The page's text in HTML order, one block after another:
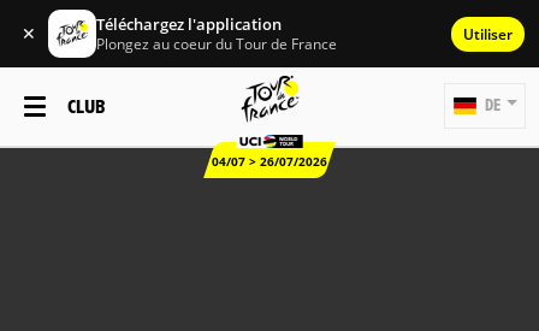
✕ Téléchargez l'application
Plongez au coeur du Tour de France Utiliser
CLUB
04/07 > 26/07/2026
DE